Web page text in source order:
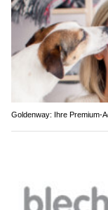
Goldenway: Ihre Premium-